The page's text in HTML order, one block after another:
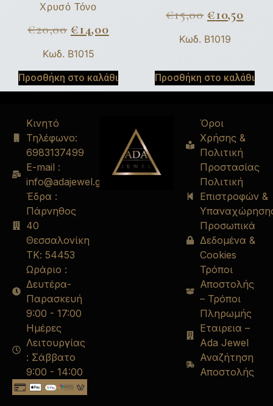
Χρυσό Τόνο
€20,00 €14,00
Κωδ. B1015
Προσθήκη στο καλάθι
€15,00 €10,50
Κωδ. B1019
Προσθήκη στο καλάθι
Κινητό
Τηλέφωνο:
6983137499
E-mail :
info@adajewel.gr
Έδρα :
Πάρνηθος
40
Θεσσαλονίκη
ΤΚ: 54453
Ωράριο :
Δευτέρα-
Παρασκευή
9:00 - 17:00
Ημέρες
Λειτουργίας
: Σάββατο
9:00 - 14:00
Όροι
Χρήσης &
Πολιτική
Προστασίας
Πολιτική
Επιστροφών &
Προσωπικά
Δεδομένα &
Cookies
Τρόποι
Αποστολής
– Τρόποι
Πληρωμής
Εταιρεια –
Ada Jewel
Αναζήτηση
Αποστολής